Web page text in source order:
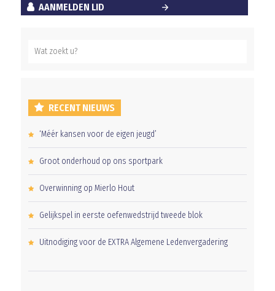
AANMELDEN LID
RECENT NIEUWS
‘Méér kansen voor de eigen jeugd’
Groot onderhoud op ons sportpark
Overwinning op Mierlo Hout
Gelijkspel in eerste oefenwedstrijd tweede blok
Uitnodiging voor de EXTRA Algemene Ledenvergadering